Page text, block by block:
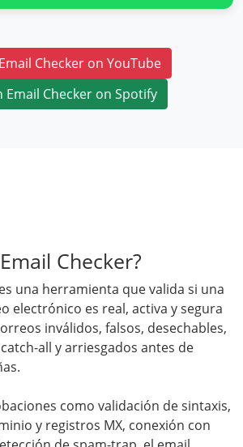
Checker on YouTube
Email Checker on Spotify
Checker?
una herramienta que valida si una
electrónico es real, activa y segura
inválidos, falsos, desechables,
all y arriesgados antes de
como validación de sintaxis,
y registros MX, conexión con